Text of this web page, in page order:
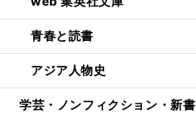
青春と読書
アジア人物史
学芸・ノンフィクション・新書